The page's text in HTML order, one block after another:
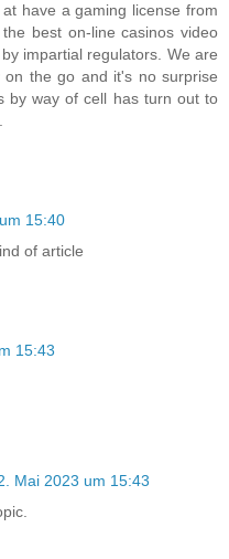
have a gaming license from
best on-line casinos video
impartial regulators. We are
the go and it's no surprise
by way of cell has turn out to
15:40
of article
15:43
Mai 2023 um 15:43